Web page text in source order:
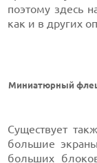
поэтому здесь
как и в других
Миниатюрный
Существует
большие
больших